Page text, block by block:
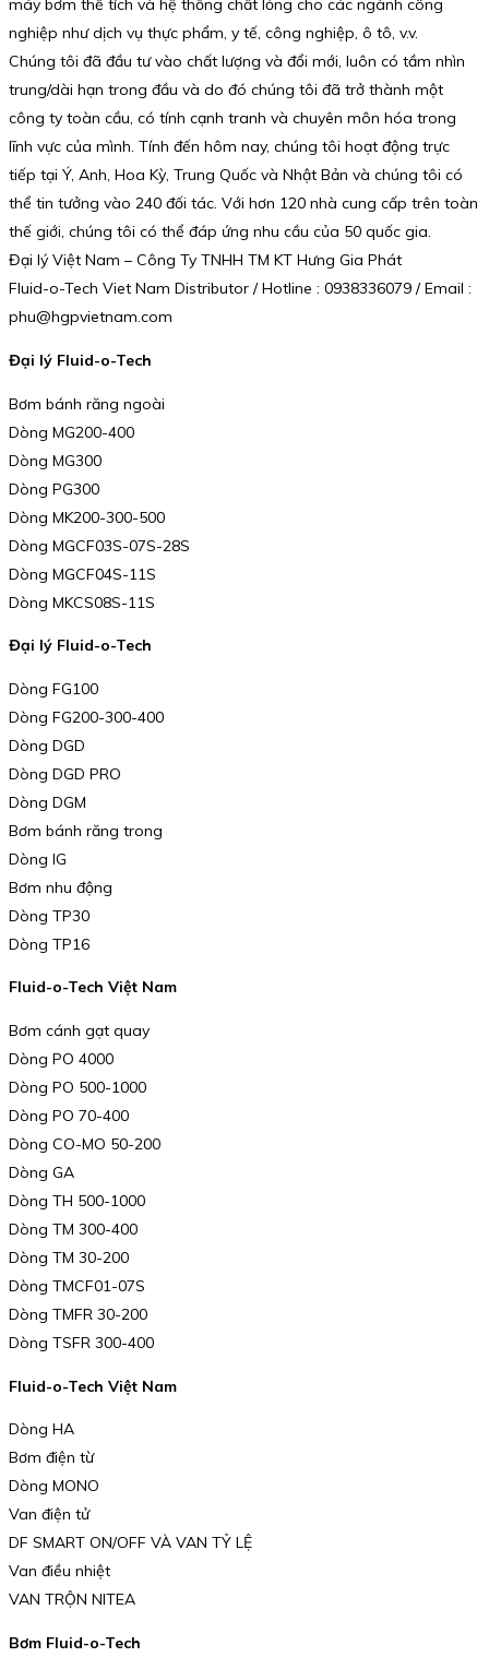
máy bơm thể tích và hệ thống chất lỏng cho các ngành công
nghiệp như dịch vụ thực phẩm, y tế, công nghiệp, ô tô, v.v.
Chúng tôi đã đầu tư vào chất lượng và đổi mới, luôn có tầm nhìn
trung/dài hạn trong đầu và do đó chúng tôi đã trở thành một
công ty toàn cầu, có tính cạnh tranh và chuyên môn hóa trong
lĩnh vực của mình. Tính đến hôm nay, chúng tôi hoạt động trực
tiếp tại Ý, Anh, Hoa Kỳ, Trung Quốc và Nhật Bản và chúng tôi có
thể tin tưởng vào 240 đối tác. Với hơn 120 nhà cung cấp trên toàn
thế giới, chúng tôi có thể đáp ứng nhu cầu của 50 quốc gia.
Đại lý Việt Nam – Công Ty TNHH TM KT Hưng Gia Phát
Fluid-o-Tech Viet Nam Distributor / Hotline : 0938336079 / Email :
phu@hgpvietnam.com
Đại lý Fluid-o-Tech
Bơm bánh răng ngoài
Dòng MG200-400
Dòng MG300
Dòng PG300
Dòng MK200-300-500
Dòng MGCF03S-07S-28S
Dòng MGCF04S-11S
Dòng MKCS08S-11S
Đại lý Fluid-o-Tech
Dòng FG100
Dòng FG200-300-400
Dòng DGD
Dòng DGD PRO
Dòng DGM
Bơm bánh răng trong
Dòng IG
Bơm nhu động
Dòng TP30
Dòng TP16
Fluid-o-Tech Việt Nam
Bơm cánh gạt quay
Dòng PO 4000
Dòng PO 500-1000
Dòng PO 70-400
Dòng CO-MO 50-200
Dòng GA
Dòng TH 500-1000
Dòng TM 300-400
Dòng TM 30-200
Dòng TMCF01-07S
Dòng TMFR 30-200
Dòng TSFR 300-400
Fluid-o-Tech Việt Nam
Dòng HA
Bơm điện từ
Dòng MONO
Van điện tử
DF SMART ON/OFF VÀ VAN TỶ LỆ
Van điều nhiệt
VAN TRỘN NITEA
Bơm Fluid-o-Tech